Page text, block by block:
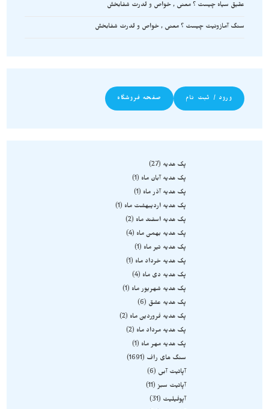
عقیق سیاه چیست ؟ معنی , خواص و قدرت شفابخش
سنگ آمازونیت چیست ؟ معنی , خواص و قدرت شفابخش
ورود / ثبت نام صفحه فروشگاه
پک هدیه
27
پک هدیه آبان ماه
1
پک هدیه آذر ماه
1
پک هدیه اردیبهشت ماه
1
پک هدیه اسفند ماه
2
پک هدیه بهمن ماه
4
پک هدیه تیر ماه
1
پک هدیه خرداد ماه
1
پک هدیه دی ماه
4
پک هدیه شهریور ماه
1
پک هدیه عشق
6
پک هدیه فروردین ماه
2
پک هدیه مرداد ماه
2
پک هدیه مهر ماه
1
سنگ های راف
1691
آپاتیت آبی
6
آپاتیت سبز 11
آپوفیلیت
31